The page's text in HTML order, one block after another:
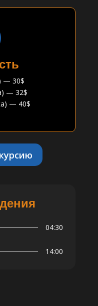
— 30$
— 32$
— 40$
04:30
14:00